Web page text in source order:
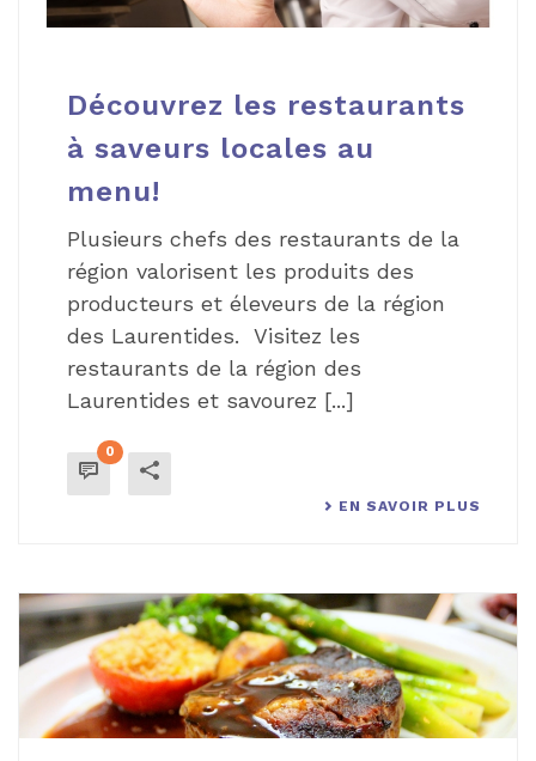
Découvrez les restaurants
à saveurs locales au
menu!
Plusieurs chefs des restaurants de la
région valorisent les produits des
producteurs et éleveurs de la région
des Laurentides. Visitez les
restaurants de la région des
Laurentides et savourez [...]
0
EN SAVOIR PLUS